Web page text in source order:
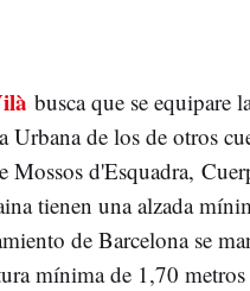
busca que se equipare
Urbana de los de otros
Mossos d'Esquadra,
tienen una alzada
de Barcelona se
mínima de 1,70 metros